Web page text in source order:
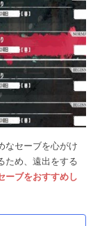
なセーブを心がけ
ため、遠出をする
ーブをおすすめし